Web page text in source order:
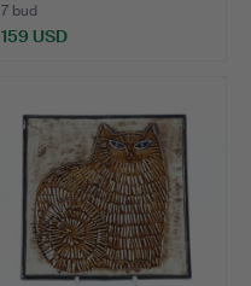
7 bud
159 USD